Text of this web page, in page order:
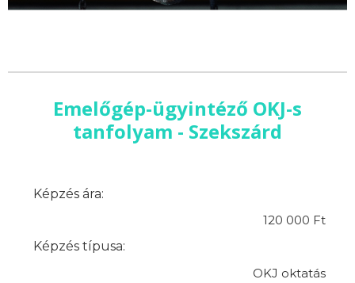
Emelőgép-ügyintéző OKJ-s
tanfolyam - Szekszárd
Képzés ára:
120 000 Ft
Képzés típusa:
OKJ oktatás